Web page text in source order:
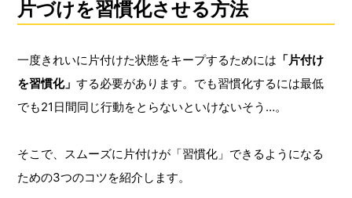
片づけを習慣化させる方法
一度きれいに片付けた状態をキープするためには 「片付け
を習慣化」する必要があります。でも習慣化するには最低
でも21日間同じ行動をとらないといけないそう…。
そこで、スムーズに片付けが「習慣化」できるようになる
ための3つのコツを紹介します。